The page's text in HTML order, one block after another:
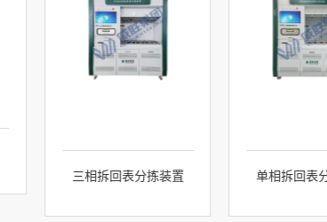
三相拆回表分拣装置
单相拆回表